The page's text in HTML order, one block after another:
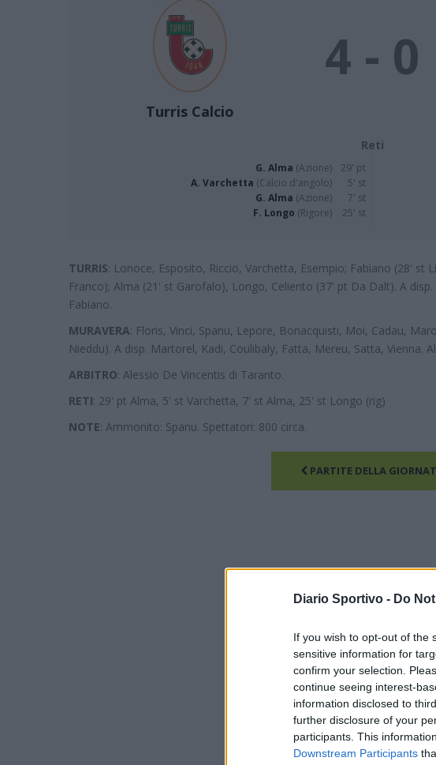
Diario Sportivo - Do
If you wish to opt-out of the
sensitive information for
confirm your selection.
continue seeing interest-
information disclosed to
further disclosure of your
participants. This
Downstream Participants
Turris Calcio
4 - 0
Reti
G. Alma (Azione)
29' pt
A. Varchetta (Calcio d'angolo)
5' st
G. Alma (Azione)
7' st
F. Longo (Rigore) 25' st
TURRIS: Lonoce, Esposito, Riccio, Varchetta, Esempio; Fabiano (28' st
Franco); Alma (21' st Garofalo), Longo, Celiento (37' pt Da Dalt). A
Fabiano.
MURAVERA: Floris, Vinci, Spanu, Lepore, Bonacquisti, Moi, Cadau,
Nieddu). A disp. Martorel, Kadi, Coulibaly, Fatta, Mereu, Satta, Vienna.
ARBITRO: Alessio De Vincentis di Taranto.
RETI: 29' pt Alma, 5' st Varchetta, 7' st Alma, 25' st Longo (rig)
NOTE: Ammonito: Spanu. Spettatori: 800 circa.
PARTITE DELLA